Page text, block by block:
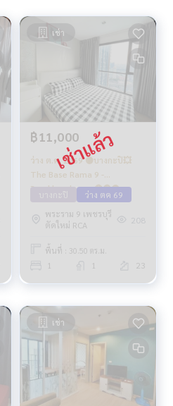
เช่า
฿11,000
ว่าง ต.ค. 2569 🟡บางกะปิ💥
The Base Rama 9 -
Ramkhamhaeng🔴🟢🟡
ว่าง ตค 69
พระราม 9 เพชรบุรี
ตัดใหม่ RCA
208
พื้นที่ : 30.50 ตร.ม.
1 1 23
เช่า